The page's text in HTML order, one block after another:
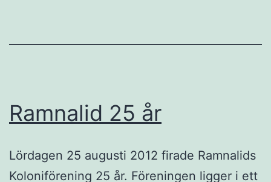
Ramnalid 25 år
Lördagen 25 augusti 2012 firade Ramnalids
Koloniförening 25 år. Föreningen ligger i ett